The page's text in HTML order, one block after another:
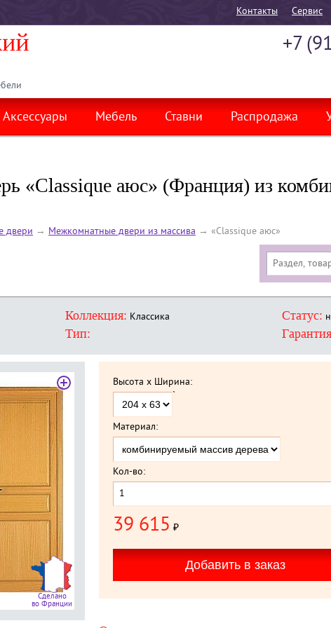
Контакты Cервис
+7
Аксессуары Мебель Ставни Распродажа
«Classique аюс» (Франция) из
двери → Межкомнатные двери из массива → «Classique аюс»
Коллекция: Классика Статус:
Тип:
Сделано
во Франции
Высота x Ширина:
Материал:
Кол-во:
`
39 615 ₽